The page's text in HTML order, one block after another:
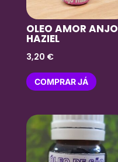
OLEO AMOR ANJO
HAZIEL
3,20 €
COMPRAR JÁ